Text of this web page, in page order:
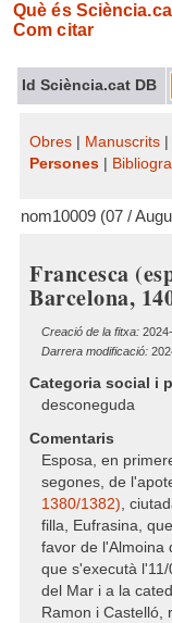
Què és
Com citar
Id Sciència.cat DB
Obres Manuscrits
Persones
nom10009 (07 /
Francesca
Barcelona,
Creació de la fitxa:
Darrera modificació:
Categoria social i
desconeguda
Comentaris
Esposa, en
segones, de
1380/1382),
filla, Eufrasina,
favor de l'Almoina
que s'executà
del Mar i a la
Ramon i Castelló,